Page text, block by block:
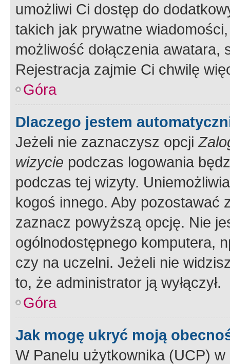
umożliwi Ci dostęp do
takich jak prywatne
możliwość dołączenia
Rejestracja zajmie Ci chwilę
Góra
Dlaczego jestem
Jeżeli nie zaznaczysz opcji
wizycie podczas logowania
podczas tej wizyty.
kogoś innego. Aby pozostawać
zaznacz powyższą opcję. Nie
ogólnodostępnego komputera,
czy na uczelni. Jeżeli nie
to, że administrator ją wyłączył.
Góra
Jak mogę ukryć moją
W Panelu użytkownika (UCP) w